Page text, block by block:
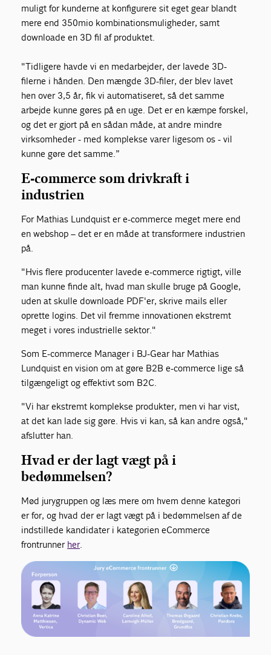
muligt for kunderne at konfigurere sit eget gear blandt
mere end 350mio kombinationsmuligheder, samt
downloade en 3D fil af produktet.
"Tidligere havde vi en medarbejder, der lavede 3D-
filerne i hånden. Den mængde 3D-filer, der blev lavet
hen over 3,5 år, fik vi automatiseret, så det samme
arbejde kunne gøres på en uge. Det er en kæmpe forskel,
og det er gjort på en sådan måde, at andre mindre
virksomheder - med komplekse varer ligesom os - vil
kunne gøre det samme.”
E-commerce som drivkraft i
industrien
For Mathias Lundquist er e-commerce meget mere end
en webshop – det er en måde at transformere industrien
på.
"Hvis flere producenter lavede e-commerce rigtigt, ville
man kunne finde alt, hvad man skulle bruge på Google,
uden at skulle downloade PDF'er, skrive mails eller
oprette logins. Det vil fremme innovationen ekstremt
meget i vores industrielle sektor."
Som E-commerce Manager i BJ-Gear har Mathias
Lundquist en vision om at gøre B2B e-commerce lige så
tilgængeligt og effektivt som B2C.
"Vi har ekstremt komplekse produkter, men vi har vist,
at det kan lade sig gøre. Hvis vi kan, så kan andre også,"
afslutter han.
Hvad er der lagt vægt på i
bedømmelsen?
Mød jurygruppen og læs mere om hvem denne kategori
er for, og hvad der er lagt vægt på i bedømmelsen af de
indstillede kandidater i kategorien eCommerce
frontrunner her.